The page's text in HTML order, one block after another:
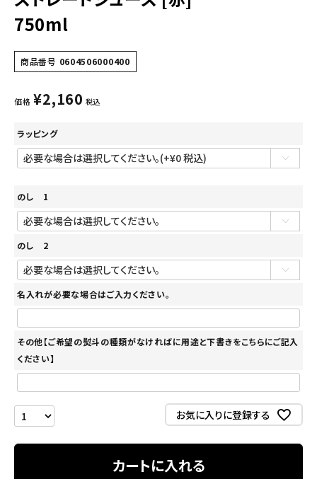
750ml
商品番号 0604506000400
価格 ¥2,160 税込
ラッピング
のし 1
のし 2
名入れが必要な場合はご入力ください。
その他【ご希望の熨斗の種類がなければに用途と下書きをこちらにご記入
ください】
お気に入りに登録する
カートに入れる